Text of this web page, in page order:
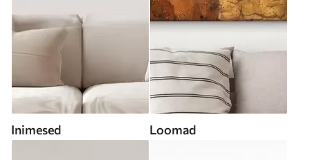
Inimesed Loomad